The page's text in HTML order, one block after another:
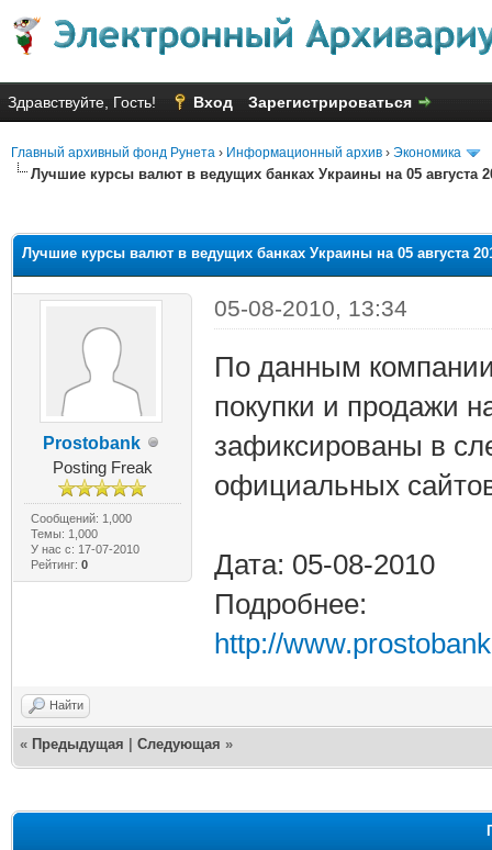
Здравствуйте, Гость! Вход Зарегистрироваться
Главный архивный фонд Рунета › Информационный архив › Экономика
Лучшие курсы валют в ведущих банках Украины на 05 августа
Лучшие курсы валют в ведущих банках Украины на 05 августа
Prostobank
Posting Freak
Сообщений: 1,000
Темы: 1,000
У нас с: 17-07-2010
Рейтинг: 0
05-08-2010, 13:34
По данным
покупки и продажи
зафиксированы в
официальных
Дата: 05-08-2010
Подробнее:
http://
Найти
« Предыдущая Следующая »